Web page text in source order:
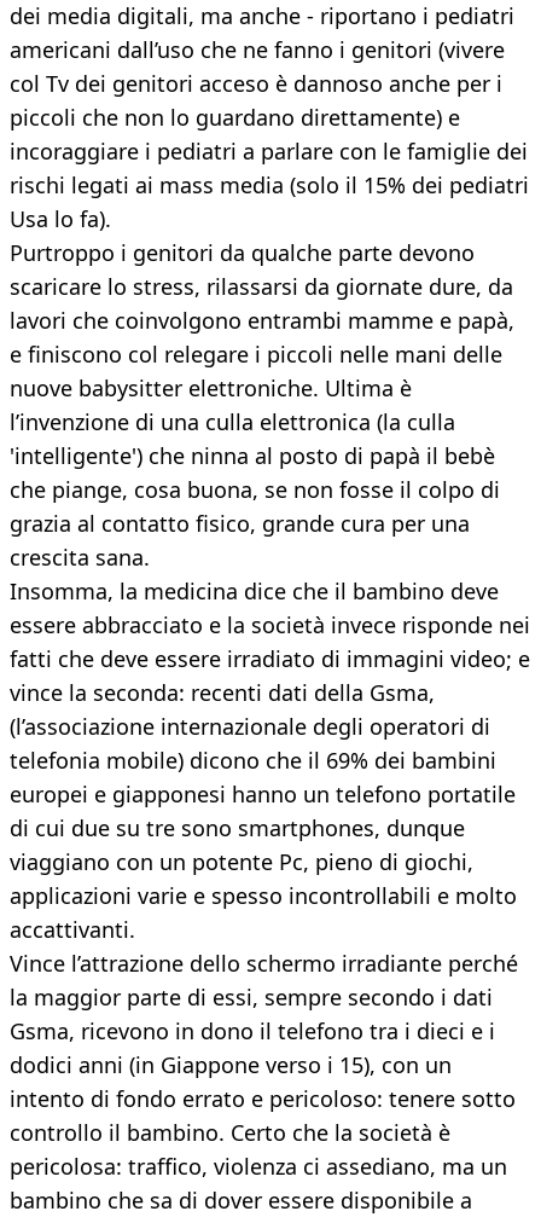
dei media digitali, ma anche - riportano i pediatri
americani dall’uso che ne fanno i genitori (vivere
col Tv dei genitori acceso è dannoso anche per i
piccoli che non lo guardano direttamente) e
incoraggiare i pediatri a parlare con le famiglie dei
rischi legati ai mass media (solo il 15% dei pediatri
Usa lo fa).
Purtroppo i genitori da qualche parte devono
scaricare lo stress, rilassarsi da giornate dure, da
lavori che coinvolgono entrambi mamme e papà,
e finiscono col relegare i piccoli nelle mani delle
nuove babysitter elettroniche. Ultima è
l’invenzione di una culla elettronica (la culla
'intelligente') che ninna al posto di papà il bebè
che piange, cosa buona, se non fosse il colpo di
grazia al contatto fisico, grande cura per una
crescita sana.
Insomma, la medicina dice che il bambino deve
essere abbracciato e la società invece risponde nei
fatti che deve essere irradiato di immagini video; e
vince la seconda: recenti dati della Gsma,
(l’associazione internazionale degli operatori di
telefonia mobile) dicono che il 69% dei bambini
europei e giapponesi hanno un telefono portatile
di cui due su tre sono smartphones, dunque
viaggiano con un potente Pc, pieno di giochi,
applicazioni varie e spesso incontrollabili e molto
accattivanti.
Vince l’attrazione dello schermo irradiante perché
la maggior parte di essi, sempre secondo i dati
Gsma, ricevono in dono il telefono tra i dieci e i
dodici anni (in Giappone verso i 15), con un
intento di fondo errato e pericoloso: tenere sotto
controllo il bambino. Certo che la società è
pericolosa: traffico, violenza ci assediano, ma un
bambino che sa di dover essere disponibile a